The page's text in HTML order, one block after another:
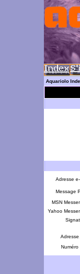
Aquariolo
Adresse
Message
MSN
Yahoo
Adresse
Numéro